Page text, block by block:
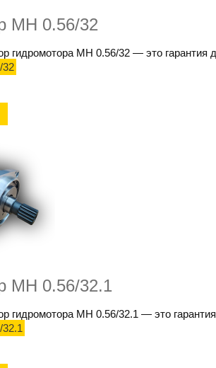
МН 0.56/32
гидромотора МН 0.56/32 — это гарантия
МН 0.56/32.1
гидромотора МН 0.56/32.1 — это